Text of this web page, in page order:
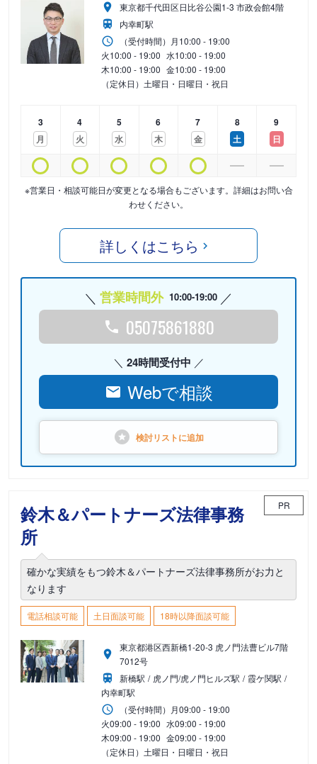
東京都千代田区日比谷公園1-3 市政会館4階
内幸町駅
（受付時間） 月10:00 - 19:00
火10:00 - 19:00 水10:00 - 19:00
木10:00 - 19:00 金10:00 - 19:00
（定休日）土曜日・日曜日・祝日
3
月
4
火
5
水
6
木
7
金
8
土
9
日
※営業日・相談可能日が変更となる場合もございます。詳細はお問い合
わせください。
詳しくはこちら
営業時間外 10:00-19:00
05075861880
24時間受付中
Webで相談
検討リストに追加
鈴木＆パートナーズ法律事務
所
PR
確かな実績をもつ鈴木＆パートナーズ法律事務所がお力と
なります
電話相談可能 土日面談可能 18時以降面談可能
東京都港区西新橋1-20-3 虎ノ門法曹ビル7階
7012号
新橋駅
虎ノ門/虎ノ門ヒルズ駅
霞ケ関駅
内幸町駅
（受付時間） 月09:00 - 19:00
火09:00 - 19:00 水09:00 - 19:00
木09:00 - 19:00 金09:00 - 19:00
（定休日）土曜日・日曜日・祝日